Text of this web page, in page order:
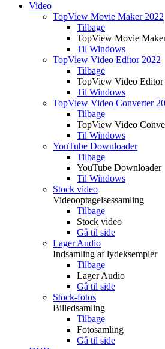
Video
TopView Movie Maker 2022
Tilbage
TopView Movie
Til Windows
TopView Video Editor 2022
Tilbage
TopView Video Editor
Til Windows
TopView Video Converter
Tilbage
TopView Video
Til Windows
YouTube Downloader
Tilbage
YouTube Downloader
Til Windows
Stock video
Videooptagelsessamling
Tilbage
Stock video
Gå til side
Lager Audio
Indsamling af lydeksempler
Tilbage
Lager Audio
Gå til side
Stock-fotos
Billedsamling
Tilbage
Fotosamling
Gå til side